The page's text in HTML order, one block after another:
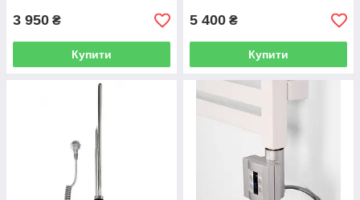
3 950 ₴
Купити
5 400 ₴
Купити